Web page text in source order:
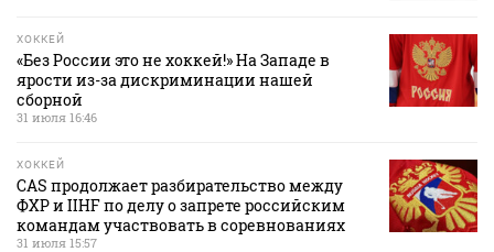
ХОККЕЙ
«Без России это не хоккей!» На Западе в
ярости из-за дискриминации нашей
сборной
31 июля 16:46
ХОККЕЙ
CAS продолжает разбирательство между
ФХР и IIHF по делу о запрете российским
командам участвовать в соревнованиях
31 июля 15:57